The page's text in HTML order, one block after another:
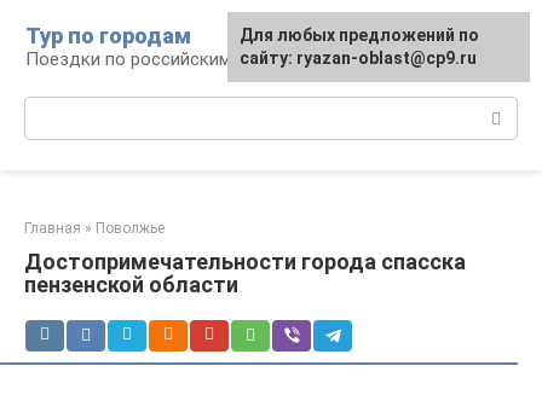
контенту
Тур по городам
Поездки по российским городам
Главная » Поволжье
Достопримечательности города спасска
пензенской области
Для любых предложений по
сайту: ryazan-oblast@cp9.ru